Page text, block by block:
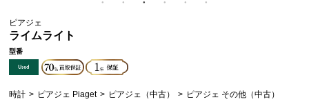
ピアジェ
ライムライト
型番
時計 > ピアジェ Piaget > ピアジェ（中古） > ピアジェ その他（中古）